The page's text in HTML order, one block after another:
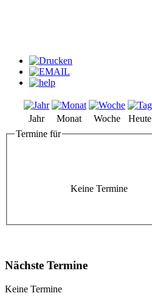
Jahr Monat Woche Heute
Termine für
Keine Termine
Nächste Termine
Keine Termine